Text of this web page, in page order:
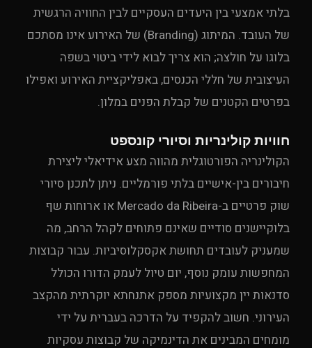
בלתי אמצעי בין היעדים העסקיים לבין החוויה הרגשית
של העובד. המיתוג (Branding) של האירוע אינו מסתכם
בלוגו על חולצה; הוא צריך לבוא לידי ביטוי בשפה
העיצובית של חללי הכנסים, באפליקציית האירוע ואפילו
בפרטים הקטנים של קבלת הפנים במלון.
חוויות קולינריות וסיורי קונספט
הקולינריה הפורטוגלית מהווה מצע אידיאלי ליצירת
חיבורים בין-אישיים בלתי פורמליים. ניתן לתכנן סיורי
שוק פרטיים ב-Mercado da Ribeira או ארוחות שף
בלוקיישנים סודיים שאינם פתוחים לקהל הרחב, מה
שמעניק לעובדים תחושת אקסקלוסיביות. עבור קבוצות
המחפשות עומק נוסף, יום טיול לעמק הדורו הכולל
סדנאות יין מקצועיות מספק אתנחתא יוקרתית מהקצב
העירוני. חשוב להקפיד על הדרכה בעברית על ידי
מומחים המבינים את הדינמיקה של קבוצות עסקיות